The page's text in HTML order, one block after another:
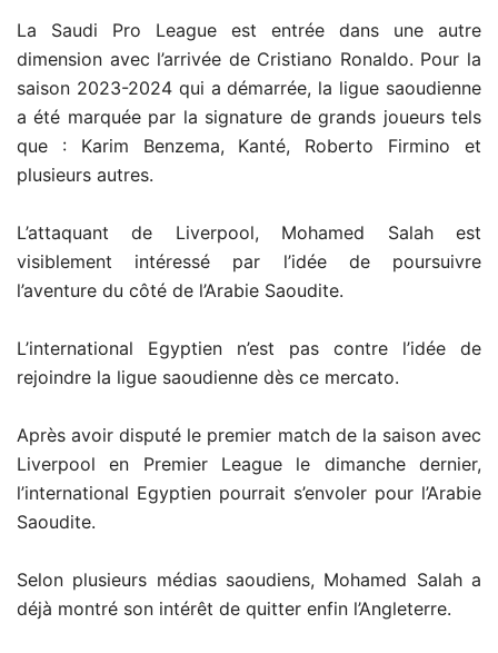
La Saudi Pro League est entrée dans une autre
dimension avec l’arrivée de Cristiano Ronaldo. Pour la
saison 2023-2024 qui a démarrée, la ligue saoudienne
a été marquée par la signature de grands joueurs tels
que : Karim Benzema, Kanté, Roberto Firmino et
plusieurs autres.
L’attaquant de Liverpool, Mohamed Salah est
visiblement intéressé par l’idée de poursuivre
l’aventure du côté de l’Arabie Saoudite.
L’international Egyptien n’est pas contre l’idée de
rejoindre la ligue saoudienne dès ce mercato.
Après avoir disputé le premier match de la saison avec
Liverpool en Premier League le dimanche dernier,
l’international Egyptien pourrait s’envoler pour l’Arabie
Saoudite.
Selon plusieurs médias saoudiens, Mohamed Salah a
déjà montré son intérêt de quitter enfin l’Angleterre.